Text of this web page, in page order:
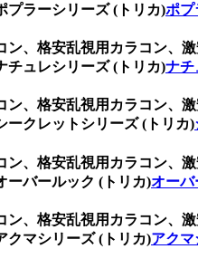
プラーシリーズ (トリカ)ポプ
、格安乱視用カラコン
チュレシリーズ (トリカ)ナチ
、格安乱視用カラコン
ークレットシリーズ (トリカ)
、格安乱視用カラコン
ーバールック (トリカ)オーバ
、格安乱視用カラコン
クマシリーズ (トリカ)アク